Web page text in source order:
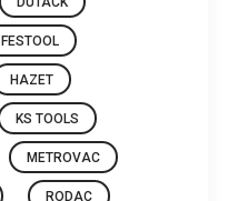
FESTOOL
HAZET
KS TOOLS
METROVAC
RODAC